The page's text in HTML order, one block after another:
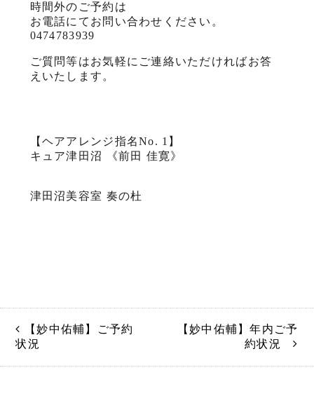
時間外のご予約は
お電話にてお問い合わせください。
0474783939
ご質問等はお気軽にご連絡いただければお答
えいたします。
【ヘアアレンジ指名No. 1】
キュア津田沼 《前田 佳寛》
津田沼美容室 奏の杜
【妙中佑輔】年内ご予
約状況
【妙中佑輔】ご予約
状況